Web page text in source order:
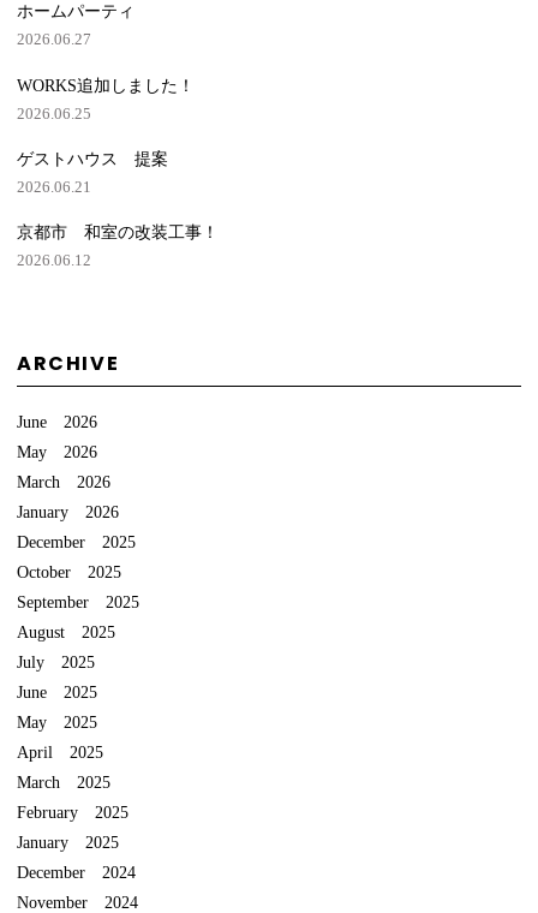
ホームパーティ
2026.06.27
WORKS追加しました！
2026.06.25
ゲストハウス 提案
2026.06.21
京都市 和室の改装工事！
2026.06.12
ARCHIVE
June 2026
May 2026
March 2026
January 2026
December 2025
October 2025
September 2025
August 2025
July 2025
June 2025
May 2025
April 2025
March 2025
February 2025
January 2025
December 2024
November 2024